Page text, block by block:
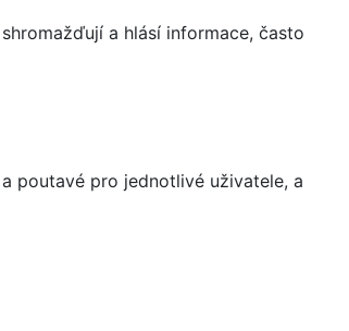
a hlásí informace, často
poutavé pro jednotlivé uživatele, a